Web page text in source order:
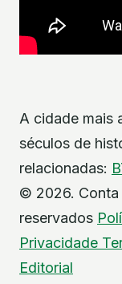
A cidade mais
séculos de
relacionadas:
© 2026. Conta
reservados
Privacidade
Editorial